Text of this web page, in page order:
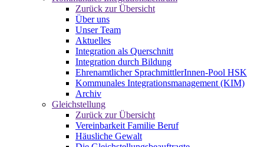
Zurück zur Übersicht
Über uns
Unser Team
Aktuelles
Integration als Querschnitt
Integration durch Bildung
Ehrenamtlicher SprachmittlerInnen-Pool HSK
Kommunales Integrationsmanagement (KIM)
Archiv
Gleichstellung
Zurück zur Übersicht
Vereinbarkeit Familie Beruf
Häusliche Gewalt